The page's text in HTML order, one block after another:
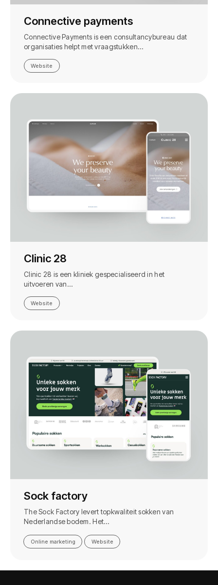
Connective payments
Connective Payments is een consultancybureau dat
organisaties helpt met vraagstukken…
Website
Clinic 28
Clinic 28 is een kliniek gespecialiseerd in het
uitvoeren van…
Website
Sock factory
The Sock Factory levert topkwaliteit sokken van
Nederlandse bodem. Het…
Online marketing Website